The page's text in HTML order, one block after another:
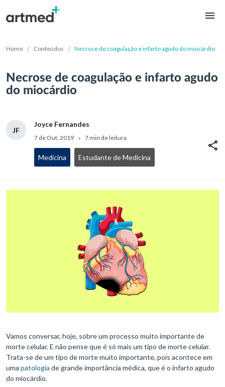
Home / Conteúdos / Necrose de coagulação e infarto agudo do miocárdio
Necrose de coagulação e infarto agudo
do miocárdio
JF
Joyce Fernandes
7 de Out, 2019 • 7 min de leitura
Medicina Estudante de Medicina
Vamos conversar, hoje, sobre um processo muito importante de
morte celular. E não pense que é só mais um tipo de morte celular.
Trata-se de um tipo de morte muito importante, pois acontece em
uma patologia de grande importância médica, que é o infarto agudo
do miocárdio.